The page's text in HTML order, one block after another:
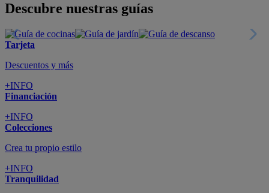
Descubre nuestras guías
Tarjeta
Descuentos y más
+INFO
Financiación
+INFO
Colecciones
Crea tu propio estilo
+INFO
Tranquilidad